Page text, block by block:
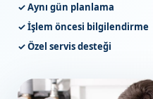
✓ Aynı gün planlama
✓ İşlem öncesi bilgilendirme
✓ Özel servis desteği